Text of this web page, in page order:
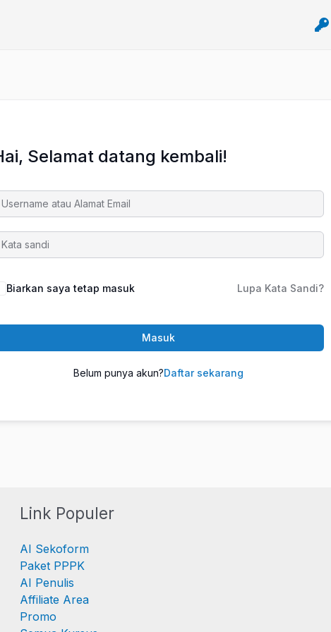
Selamat datang kembali!
Biarkan saya tetap masuk Lupa Kata Sandi?
Masuk
Belum punya akun?Daftar sekarang
Link Populer
AI Sekoform
Paket PPPK
AI Penulis
Affiliate Area
Promo